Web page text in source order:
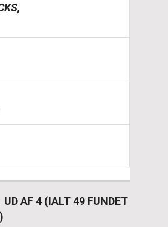
UD AF 4 (IALT 49 FUNDET